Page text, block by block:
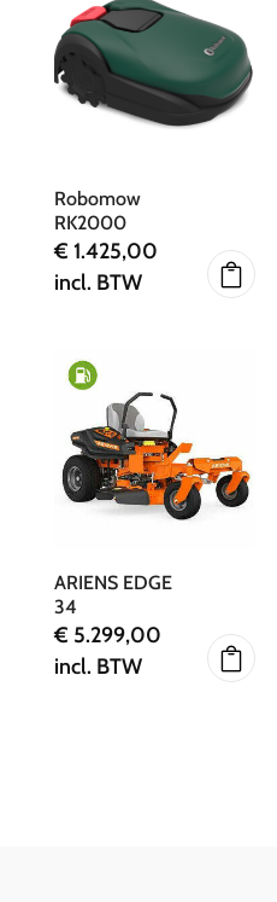
Robomow
RK2000
€ 1.425,00
incl. BTW
ARIENS EDGE
34
€ 5.299,00
incl. BTW